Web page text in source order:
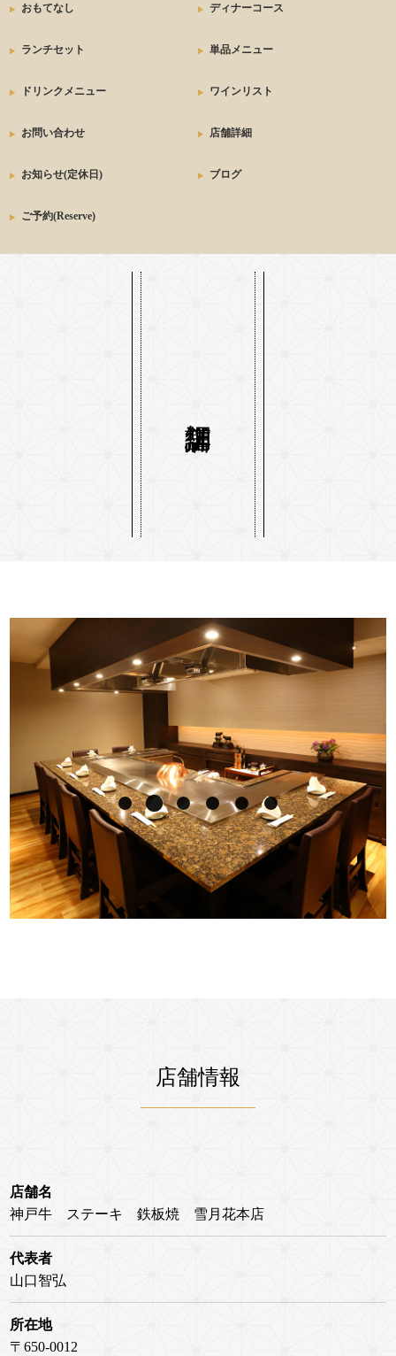
おもてなし ディナーコース
ランチセット 単品メニュー
ドリンクメニュー ワインリスト
お問い合わせ 店舗詳細
お知らせ(定休日) ブログ
ご予約(Reserve)
店舗情報
店舗名
神戸牛 ステーキ 鉄板焼 雪月花本店
代表者
山口智弘
所在地
〒650-0012